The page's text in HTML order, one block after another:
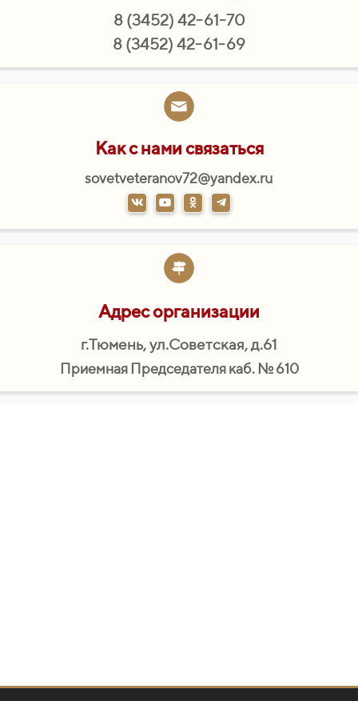
8 (3452) 42-61-70
8 (3452) 42-61-69
Как с нами связаться
sovetveteranov72@yandex.ru
Адрес организации
г.Тюмень, ул.Советская, д.61
Приемная Председателя каб. № 610